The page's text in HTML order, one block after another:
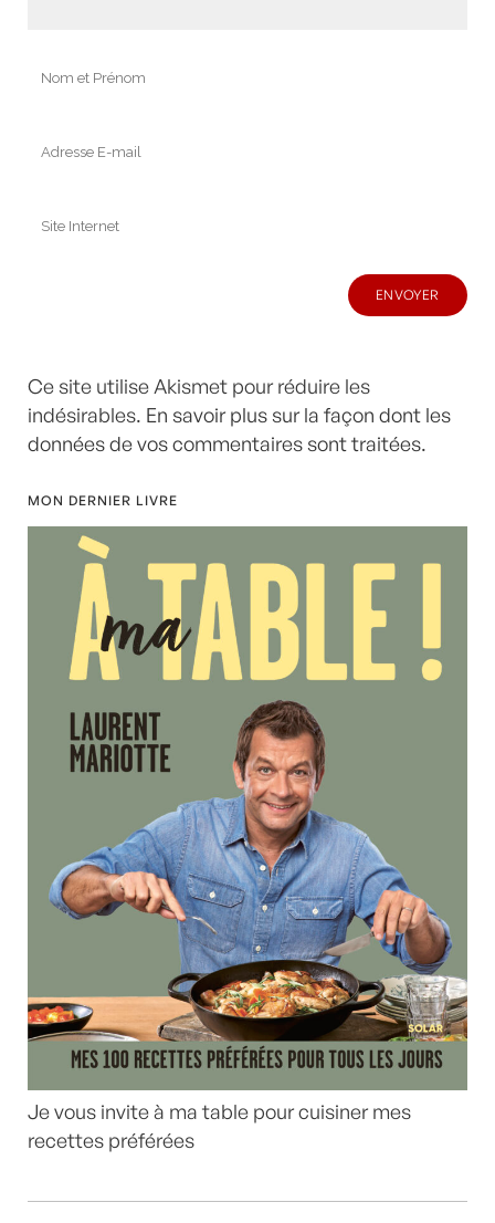
Ce site utilise Akismet pour réduire les
indésirables. En savoir plus sur la façon dont les
données de vos commentaires sont traitées.
MON DERNIER LIVRE
Je vous invite à ma table pour cuisiner mes
recettes préférées